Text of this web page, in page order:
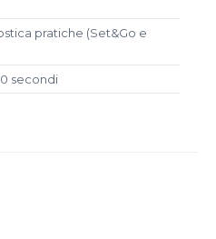
pratiche (Set&Go e
secondi